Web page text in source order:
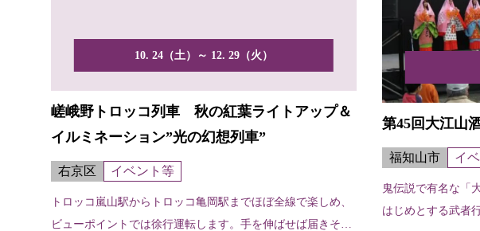
10. 24（土）～ 12. 29（火）
嵯峨野トロッコ列車 秋の紅葉ライトアップ＆
イルミネーション”光の幻想列車”
右京区 イベント等
トロッコ嵐山駅からトロッコ亀岡駅までほぼ全線で楽しめ、
ビューポイントでは徐行運転します。手を伸ばせば届きそう
第45回大江山
福知山市 イ
鬼伝説で有名な「
はじめとする武者